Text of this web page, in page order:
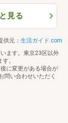
見る
供元： 生活ガイド.com
ます。東京23区以外
。
に変更がある場合が
問い合わせいただく